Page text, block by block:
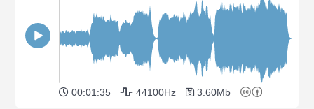
00:01:35 44100Hz 3.60Mb